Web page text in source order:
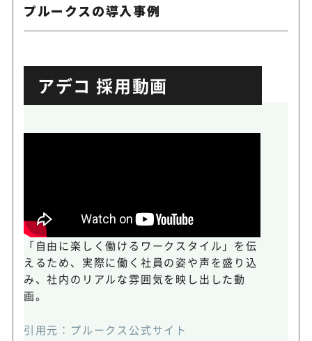
プルークスの導入事例
アデコ 採用動画
「自由に楽しく働けるワークスタイル」を伝
えるため、実際に働く社員の姿や声を盛り込
み、社内のリアルな雰囲気を映し出した動
画。
引用元： プルークス公式サイト